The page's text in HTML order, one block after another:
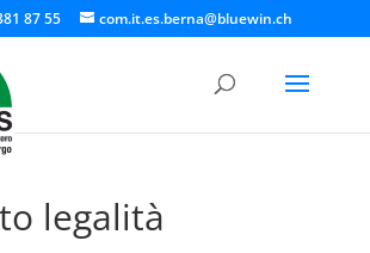
87 55 com.it.es.berna@bluewin.ch
legalità